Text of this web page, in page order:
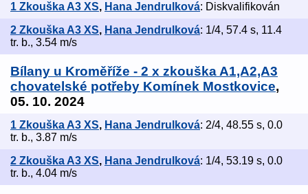
1 Zkouška A3 XS, Hana Jendrulková: Diskvalifikován
2 Zkouška A3 XS, Hana Jendrulková: 1/4, 57.4 s, 11.4
tr. b., 3.54 m/s
Bílany u Kroměříže - 2 x zkouška A1,A2,A3
chovatelské potřeby Komínek Mostkovice,
05. 10. 2024
1 Zkouška A3 XS, Hana Jendrulková: 2/4, 48.55 s, 0.0
tr. b., 3.87 m/s
2 Zkouška A3 XS, Hana Jendrulková: 1/4, 53.19 s, 0.0
tr. b., 4.04 m/s